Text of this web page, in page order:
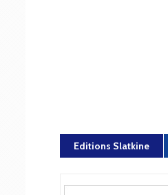
Editions Slatkine